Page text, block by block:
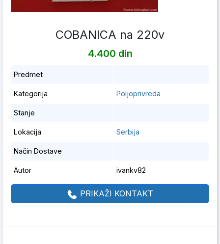
COBANICA na 220v
4.400 din
Predmet
Kategorija Poljoprivreda
Stanje
Lokacija Serbija
Način Dostave
Autor ivankv82
PRIKAŽI KONTAKT